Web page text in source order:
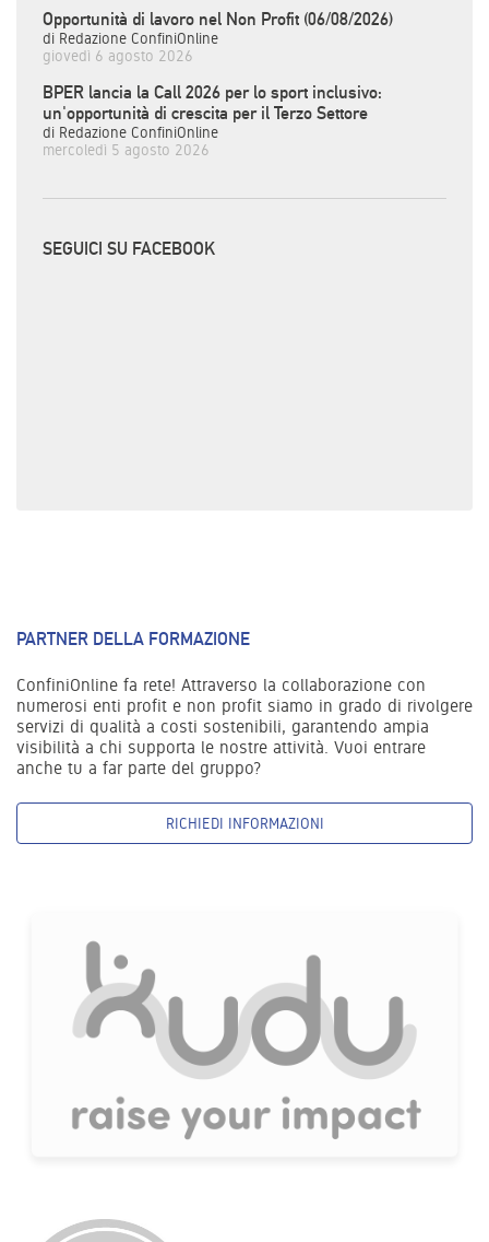
Opportunità di lavoro nel Non Profit (06/08/2026)
di Redazione ConfiniOnline
giovedì 6 agosto 2026
BPER lancia la Call 2026 per lo sport inclusivo:
un'opportunità di crescita per il Terzo Settore
di Redazione ConfiniOnline
mercoledì 5 agosto 2026
SEGUICI SU FACEBOOK
PARTNER DELLA FORMAZIONE
ConfiniOnline fa rete! Attraverso la collaborazione con
numerosi enti profit e non profit siamo in grado di rivolgere
servizi di qualità a costi sostenibili, garantendo ampia
visibilità a chi supporta le nostre attività. Vuoi entrare
anche tu a far parte del gruppo?
RICHIEDI INFORMAZIONI